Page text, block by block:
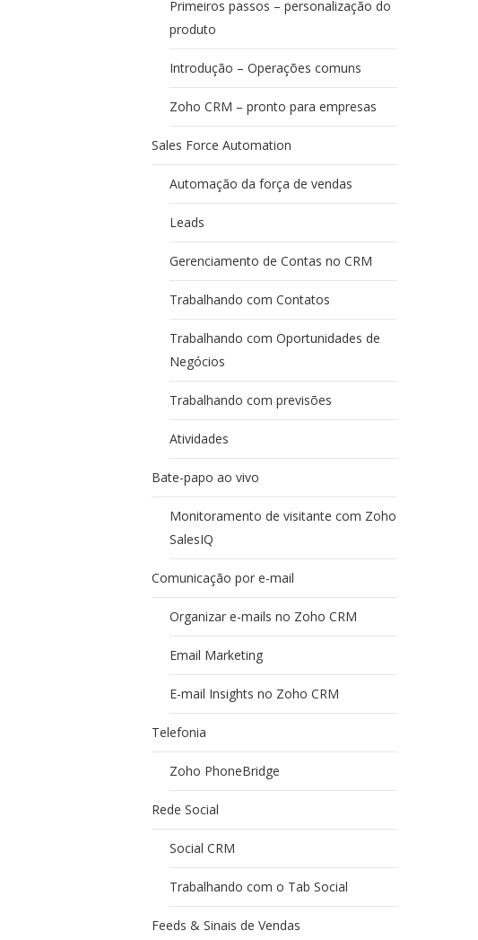
Primeiros passos – personalização do
produto
Introdução – Operações comuns
Zoho CRM – pronto para empresas
Sales Force Automation
Automação da força de vendas
Leads
Gerenciamento de Contas no CRM
Trabalhando com Contatos
Trabalhando com Oportunidades de
Negócios
Trabalhando com previsões
Atividades
Bate-papo ao vivo
Monitoramento de visitante com Zoho
SalesIQ
Comunicação por e-mail
Organizar e-mails no Zoho CRM
Email Marketing
E-mail Insights no Zoho CRM
Telefonia
Zoho PhoneBridge
Rede Social
Social CRM
Trabalhando com o Tab Social
Feeds & Sinais de Vendas